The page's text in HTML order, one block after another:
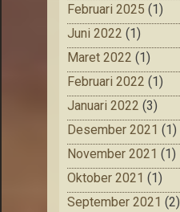
Februari 2025 (1)
Juni 2022 (1)
Maret 2022 (1)
Februari 2022 (1)
Januari 2022 (3)
Desember 2021 (1)
November 2021 (1)
Oktober 2021 (1)
September 2021 (2)